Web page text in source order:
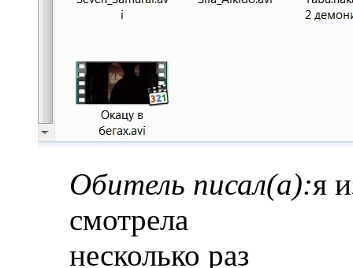
Обитель писал(а):я
смотрела
несколько раз